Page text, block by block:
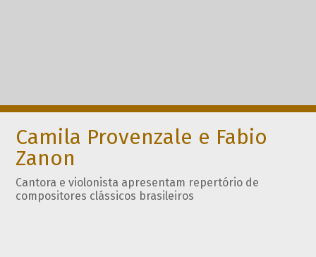
Camila Provenzale e Fabio
Zanon
Cantora e violonista apresentam repertório de
compositores clássicos brasileiros